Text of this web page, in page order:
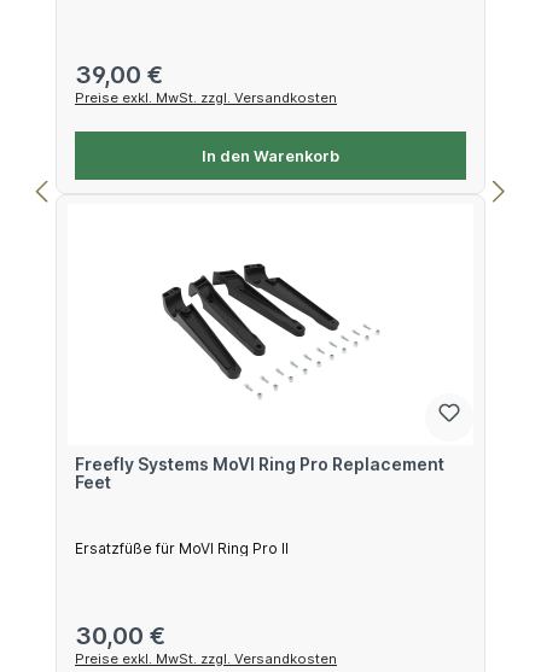
Regulärer Preis:
39,00 €
Preise exkl. MwSt. zzgl. Versandkosten
In den Warenkorb
Freefly Systems MoVI Ring Pro Replacement
Feet
Ersatzfüße für MoVI Ring Pro II
Regulärer Preis:
30,00 €
Preise exkl. MwSt. zzgl. Versandkosten